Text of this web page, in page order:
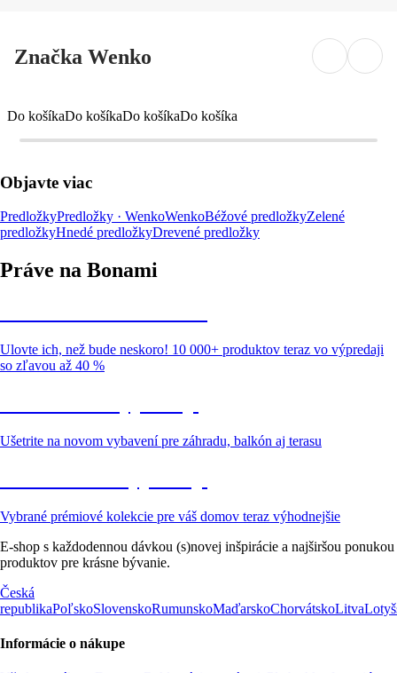
Značka Wenko
Do košíkaDo košíkaDo košíkaDo košíka
Objavte viac
PredložkyPredložky · WenkoWenkoBéžové predložkyZelené
predložkyHnedé predložkyDrevené predložky
Práve na Bonami
Ulovte ich, než bude neskoro! 10 000+ produktov teraz vo výpredaji
so zľavou až 40 %
Ušetrite na novom vybavení pre záhradu, balkón aj terasu
Vybrané prémiové kolekcie pre váš domov teraz výhodnejšie
E-shop s každodennou dávkou (s)novej inšpirácie a najširšou ponukou
produktov pre krásne bývanie.
Česká
republikaPoľskoSlovenskoRumunskoMaďarskoChorvátskoLitva
Informácie o nákupe